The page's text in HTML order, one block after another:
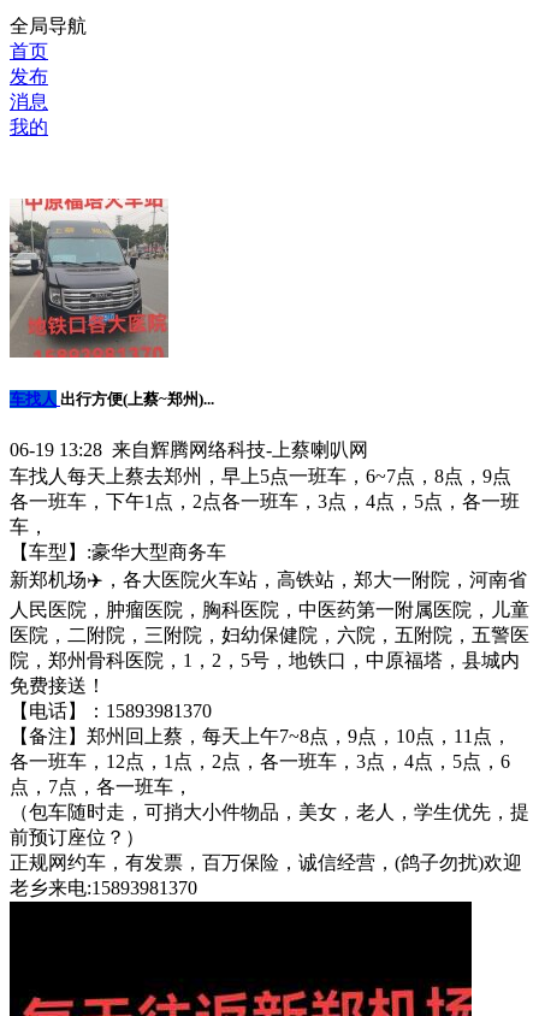
全局导航
首页
发布
消息
我的
车找人 出行方便(上蔡~郑州)...
06-19 13:28 来自辉腾网络科技-上蔡喇叭网
车找人每天上蔡去郑州，早上5点一班车，6~7点，8点，9点
各一班车，下午1点，2点各一班车，3点，4点，5点，各一班
车，
【车型】:豪华大型商务车
新郑机场✈️，各大医院火车站，高铁站，郑大一附院，河南省
人民医院，肿瘤医院，胸科医院，中医药第一附属医院，儿童
医院，二附院，三附院，妇幼保健院，六院，五附院，五警医
院，郑州骨科医院，1，2，5号，地铁口，中原福塔，县城内
免费接送！
【电话】：15893981370
【备注】郑州回上蔡，每天上午7~8点，9点，10点，11点，
各一班车，12点，1点，2点，各一班车，3点，4点，5点，6
点，7点，各一班车，
（包车随时走，可捎大小件物品，美女，老人，学生优先，提
前预订座位？）
正规网约车，有发票，百万保险，诚信经营，(鸽子勿扰)欢迎
老乡来电:15893981370